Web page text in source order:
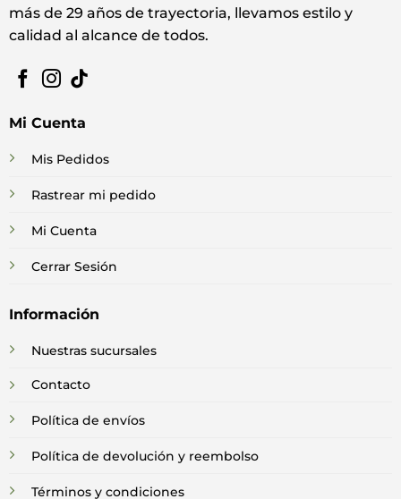
más de 29 años de trayectoria, llevamos estilo y
calidad al alcance de todos.
Mi Cuenta
Mis Pedidos
Rastrear mi pedido
Mi Cuenta
Cerrar Sesión
Información
Nuestras sucursales
Contacto
Política de envíos
Política de devolución y reembolso
Términos y condiciones